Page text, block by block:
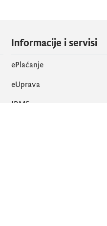
Informacije i servisi
ePlaćanje
eUprava
IRMS